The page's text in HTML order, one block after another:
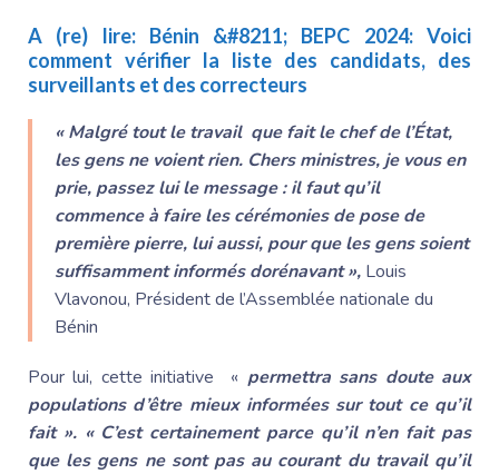
A (re) lire: Bénin &#8211; BEPC 2024: Voici
comment vérifier la liste des candidats, des
surveillants et des correcteurs
« Malgré tout le travail que fait le chef de l’État,
les gens ne voient rien. Chers ministres, je vous en
prie, passez lui le message : il faut qu’il
commence à faire les cérémonies de pose de
première pierre, lui aussi, pour que les gens soient
suffisamment informés dorénavant », Louis
Vlavonou, Président de l’Assemblée nationale du
Bénin
Pour lui, cette initiative « permettra sans doute aux
populations d’être mieux informées sur tout ce qu’il
fait ». « C’est certainement parce qu’il n’en fait pas
que les gens ne sont pas au courant du travail qu’il